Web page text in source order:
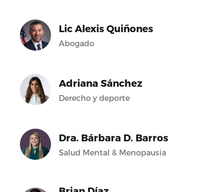
Lic Alexis Quiñones
Abogado
Adriana Sánchez
Derecho y deporte
Dra. Bárbara D. Barros
Salud Mental & Menopausia